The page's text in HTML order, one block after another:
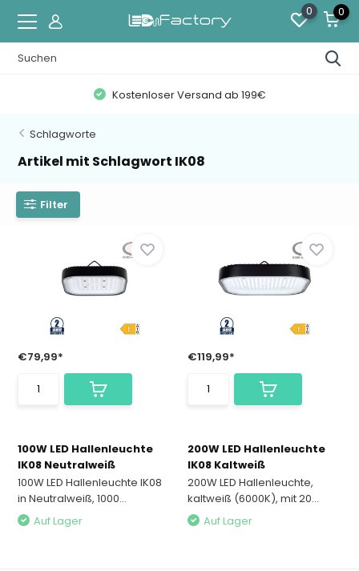
0 0
Kostenloser Versand ab 199€
Schlagworte
Artikel mit Schlagwort IK08
Filter
€79,99*
100W LED Hallenleuchte
IK08 Neutralweiß
100W LED Hallenleuchte IK08
in Neutralweiß, 1000...
Auf Lager
€119,99*
200W LED Hallenleuchte
IK08 Kaltweiß
200W LED Hallenleuchte,
kaltweiß (6000K), mit 20...
Auf Lager